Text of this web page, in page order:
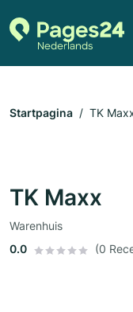
Startpagina TK
TK Maxx
Warenhuis
0.0
(0